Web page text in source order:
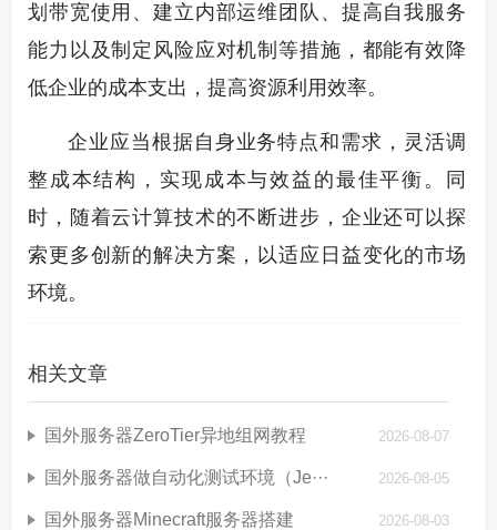
划带宽使用、建立内部运维团队、提高自我服务
能力以及制定风险应对机制等措施，都能有效降
低企业的成本支出，提高资源利用效率。
企业应当根据自身业务特点和需求，灵活调
整成本结构，实现成本与效益的最佳平衡。同
时，随着云计算技术的不断进步，企业还可以探
索更多创新的解决方案，以适应日益变化的市场
环境。
相关文章
国外服务器ZeroTier异地组网教程 2026-08-07
国外服务器做自动化测试环境（Je··· 2026-08-05
国外服务器Minecraft服务器搭建 2026-08-03